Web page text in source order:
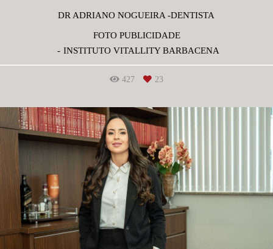
DR ADRIANO NOGUEIRA -DENTISTA
FOTO PUBLICIDADE
INSTITUTO VITALLITY BARBACENA
427 23